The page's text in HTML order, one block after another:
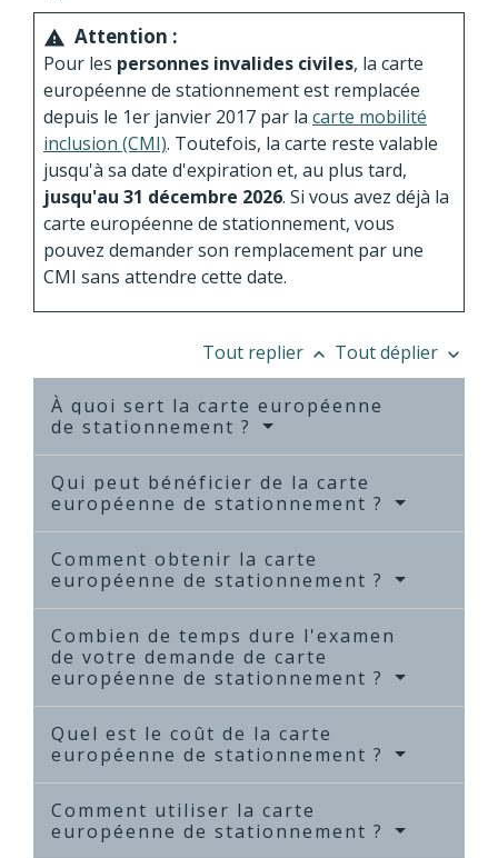
warning Attention :
Pour les personnes invalides civiles, la carte
européenne de stationnement est remplacée
depuis le 1er janvier 2017 par la carte mobilité
inclusion (CMI). Toutefois, la carte reste valable
jusqu'à sa date d'expiration et, au plus tard,
jusqu'au 31 décembre 2026. Si vous avez déjà la
carte européenne de stationnement, vous
pouvez demander son remplacement par une
CMI sans attendre cette date.
Tout replier keyboard_arrow_up Tout déplier keyboard_arrow_down
À quoi sert la carte européenne
de stationnement ?
Qui peut bénéficier de la carte
européenne de stationnement ?
Comment obtenir la carte
européenne de stationnement ?
Combien de temps dure l'examen
de votre demande de carte
européenne de stationnement ?
Quel est le coût de la carte
européenne de stationnement ?
Comment utiliser la carte
européenne de stationnement ?